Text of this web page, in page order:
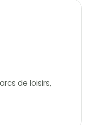
de loisirs,